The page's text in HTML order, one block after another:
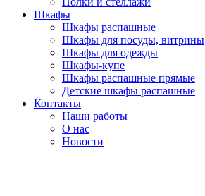
Шкафы
Шкафы распашные
Шкафы для посуды, витрины
Шкафы для одежды
Шкафы-купе
Шкафы распашные прямые
Детские шкафы распашные
Контакты
Наши работы
О нас
Новости